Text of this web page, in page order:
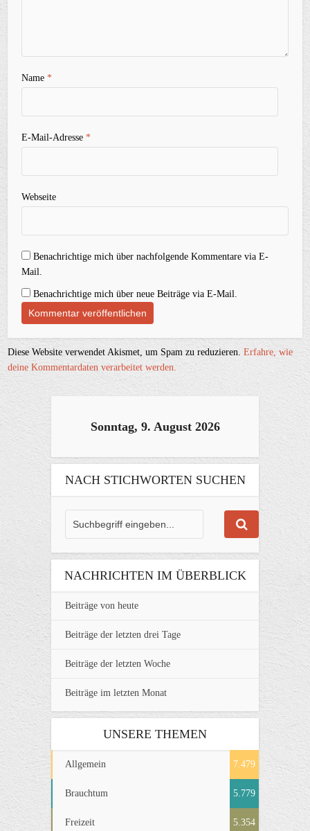
Name*
E-Mail-Adresse*
Webseite
Benachrichtige mich über nachfolgende Kommentare via E-
Mail.
Benachrichtige mich über neue Beiträge via E-Mail.
Diese Website verwendet Akismet, um Spam zu reduzieren.Erfahre, wie
deine Kommentardaten verarbeitet werden.
Sonntag, 9. August 2026
NACH STICHWORTEN SUCHEN
NACHRICHTEN IM ÜBERBLICK
Beiträge von heute
Beiträge der letzten drei Tage
Beiträge der letzten Woche
Beiträge im letzten Monat
UNSERE THEMEN
Allgemein 7.479
Brauchtum 5.779
Freizeit 5.354